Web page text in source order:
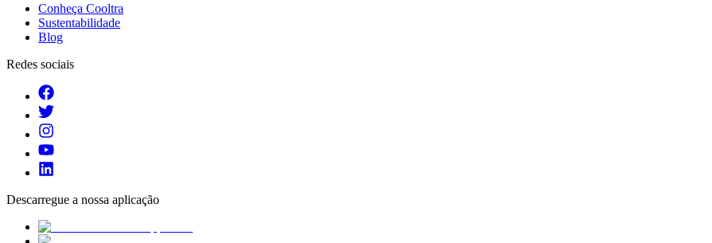
Conheça Cooltra
Sustentabilidade
Blog
Redes sociais
Descarregue a nossa aplicação